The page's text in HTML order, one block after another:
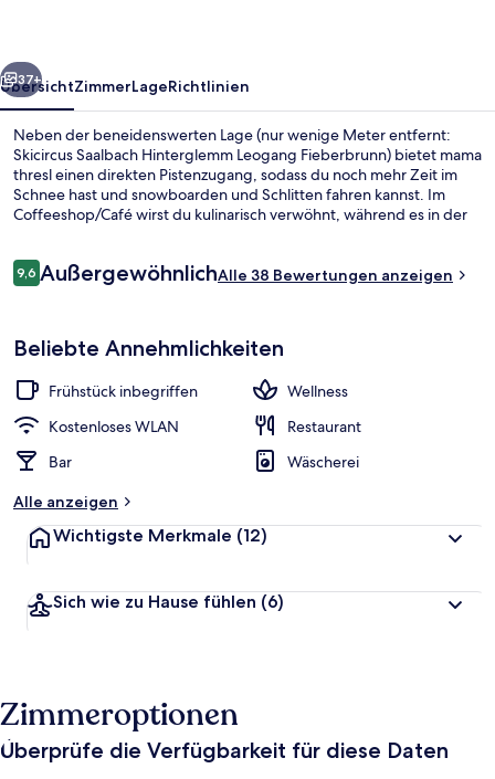
Weiter
37+
ÜbersichtZimmerLageRichtlinien
Neben der beneidenswerten Lage (nur wenige Meter entfernt:
Skicircus Saalbach Hinterglemm Leogang Fieberbrunn) bietet mama
thresl einen direkten Pistenzugang, sodass du noch mehr Zeit im
Schnee hast und snowboarden und Schlitten fahren kannst. Im
Coffeeshop/Café wirst du kulinarisch verwöhnt, während es in der
eine Terrasse. Ebenfalls vorhanden sind Skipässe und ein Skiraum.
Bewertungen
9,69,6 von 10.
AußergewöhnlichAlle 38 Bewertungen anzeigen
Beliebte Annehmlichkeiten
Frühstück inbegriffen
Wellness
Kostenloses WLAN
Restaurant
Bar
Wäscherei
Alle anzeigen
Wichtigste Merkmale (12)
Sich wie zu Hause fühlen (6)
Zimmeroptionen
Überprüfe die Verfügbarkeit für diese Daten